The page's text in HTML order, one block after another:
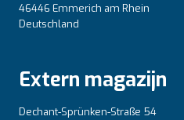
46446 Emmerich am Rhein
Deutschland
Extern magazijn
Dechant-Sprünken-Straße 54